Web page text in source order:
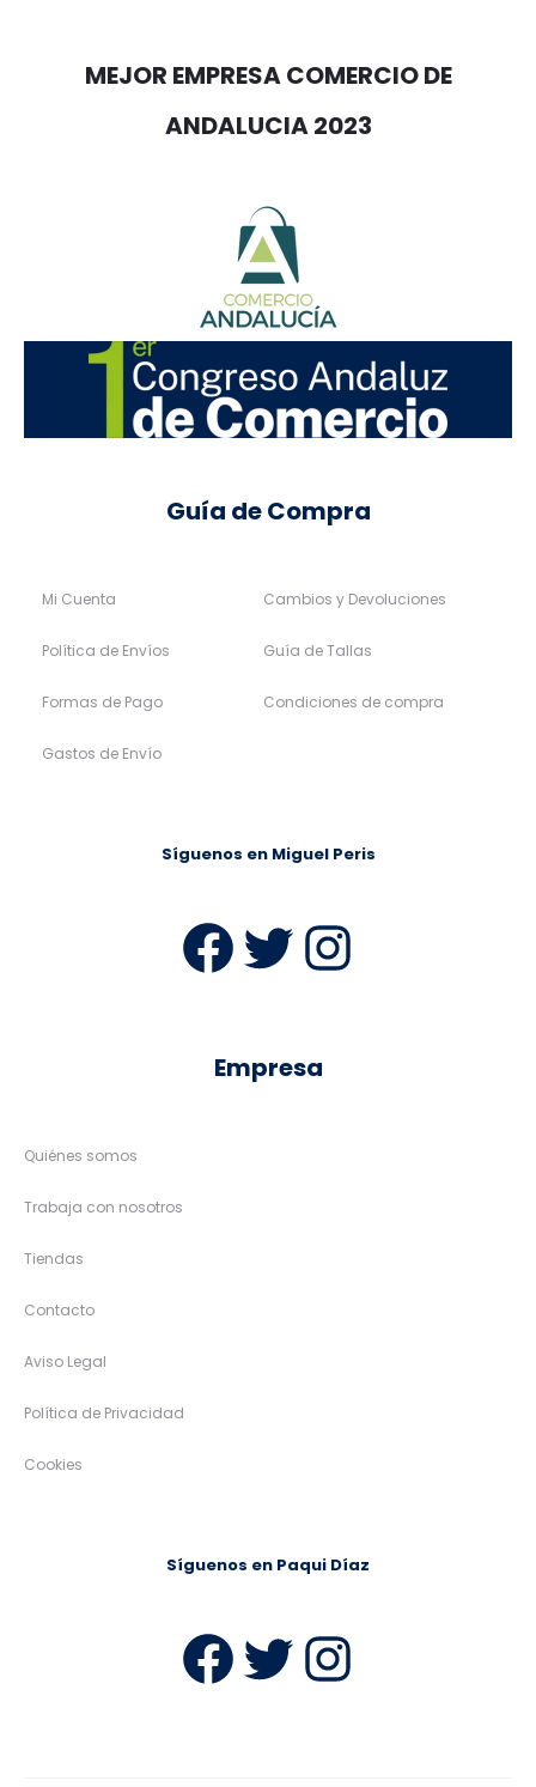
MEJOR EMPRESA COMERCIO DE
ANDALUCIA 2023
Guía de Compra
Mi Cuenta
Política de Envíos
Formas de Pago
Gastos de Envío
Cambios y Devoluciones
Guía de Tallas
Condiciones de compra
Síguenos en Miguel Peris
Facebook
Twitter
Empresa
Quiénes somos
Trabaja con nosotros
Tiendas
Contacto
Aviso Legal
Política de Privacidad
Cookies
Síguenos en Paqui Díaz
Facebook
Twitter